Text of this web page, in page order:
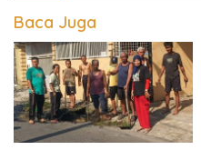
Baca Juga